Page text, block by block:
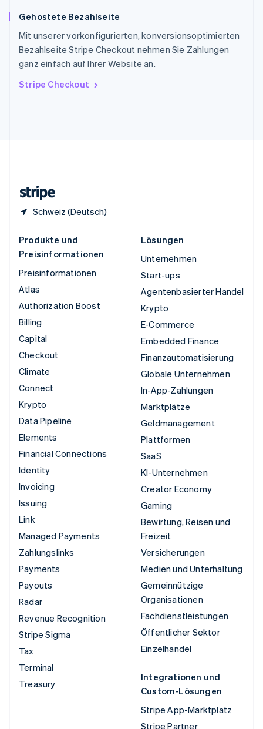
Gehostete Bezahlseite
Mit unserer vorkonfigurierten, konversionsoptimierten
Bezahlseite Stripe Checkout nehmen Sie Zahlungen
ganz einfach auf Ihrer Website an.
Stripe Checkout
Schweiz (Deutsch)
Español English
ไทย English
Tschechische Republik
English
English
Produkte und
Preisinformationen
Preisinformationen
Atlas
Authorization Boost
Billing
Capital
Checkout
Climate
Connect
Krypto
Data Pipeline
Elements
Financial Connections
Identity
Invoicing
Issuing
Link
Managed Payments
Zahlungslinks
Payments
Payouts
Radar
Revenue Recognition
Stripe Sigma
Tax
Terminal
Treasury
Lösungen
Unternehmen
Start-ups
Agentenbasierter Handel
Krypto
E-Commerce
Embedded Finance
Finanzautomatisierung
Globale Unternehmen
In-App-Zahlungen
Marktplätze
Geldmanagement
Plattformen
SaaS
KI-Unternehmen
Creator Economy
Gaming
Bewirtung, Reisen und
Freizeit
Versicherungen
Medien und Unterhaltung
Gemeinnützige
Organisationen
Fachdienstleistungen
Öffentlicher Sektor
Einzelhandel
Integrationen und
Custom-Lösungen
Stripe App-Marktplatz
Stripe Partner